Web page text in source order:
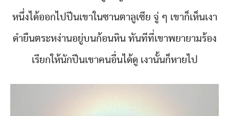
หนึ่งได้ออกไปปีนเขาในซานตาลูเซีย จู่ ๆ เขาก็เห็นเงา
ดำยืนตระหง่านอยู่บนก้อนหิน ทันทีที่เขาพยายามร้อง
เรียกให้นักปีนเขาคนอื่นได้ดู เงานั้นก็หายไป